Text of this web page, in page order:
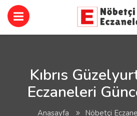
Kıbrıs
Eczaneleri
Anasayfa Nöbetçi